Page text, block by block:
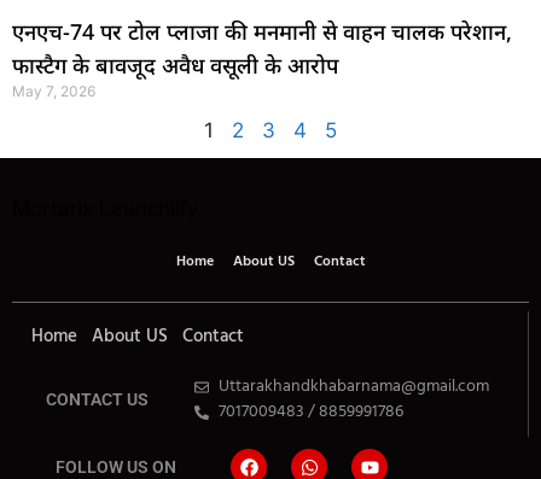
एनएच-74 पर टोल प्लाजा की मनमानी से वाहन चालक परेशान,
फास्टैग के बावजूद अवैध वसूली के आरोप
May 7, 2026
1 2 3 4 5
Home About US Contact
Home About US Contact
CONTACT US
Uttarakhandkhabarnama@gmail.com
7017009483 / 8859991786
FOLLOW US ON